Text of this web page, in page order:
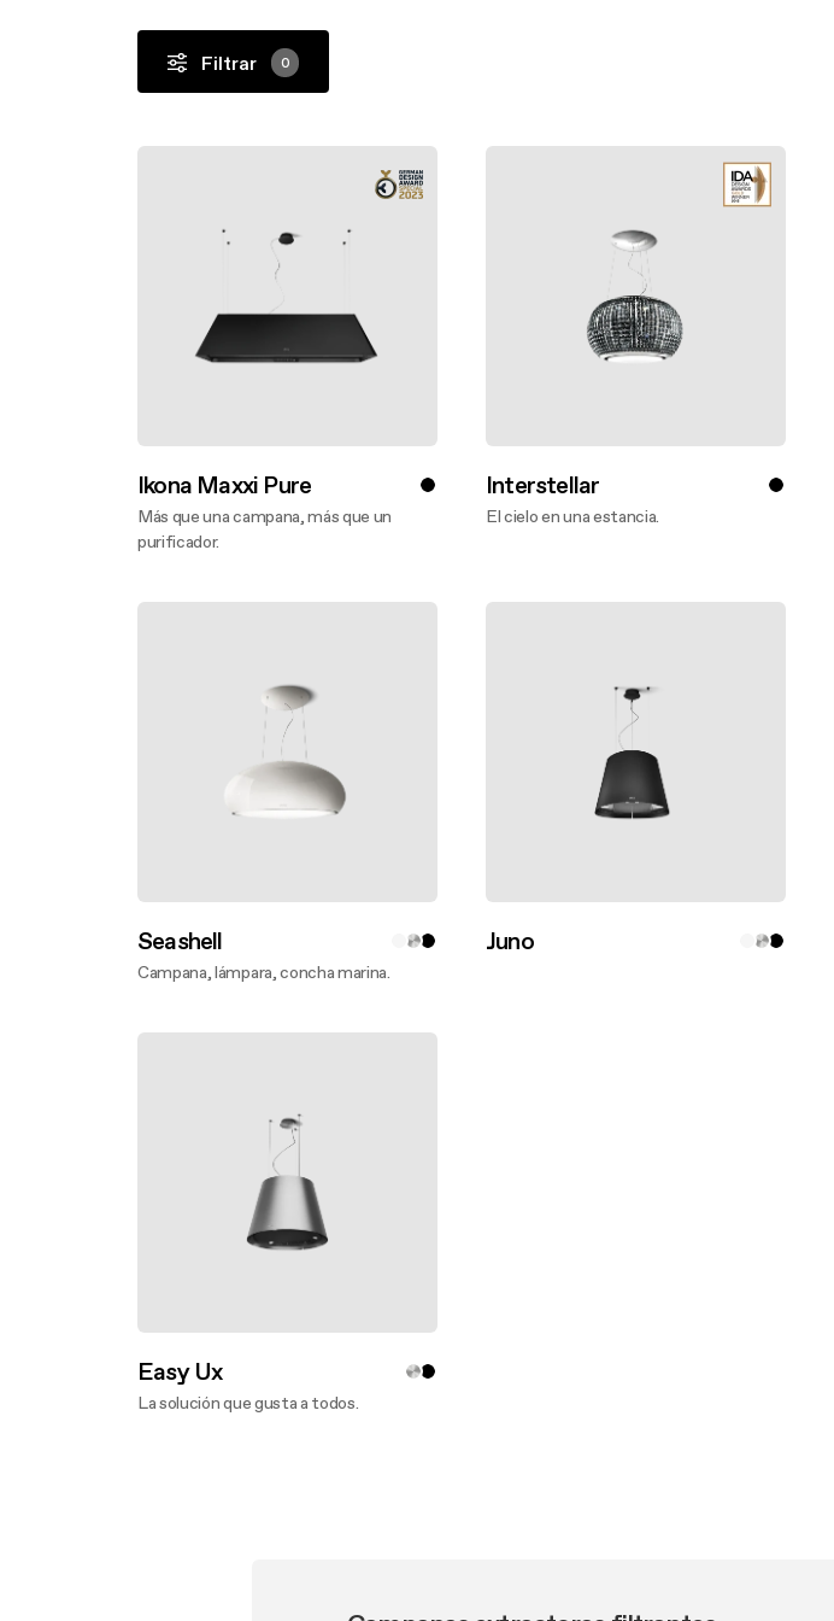
Bajo Gabinete
Filtrar 0
Ikona Maxxi Pure
Más que una campana, más que un
purificador.
Interstellar
El cielo en una estancia.
Seashell
Campana, lámpara, concha marina.
Juno
Easy Ux
La solución que gusta a todos.